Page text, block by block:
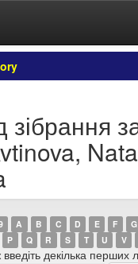
зібрання
A B C D E F G
P Q R S T U V
декілька перших